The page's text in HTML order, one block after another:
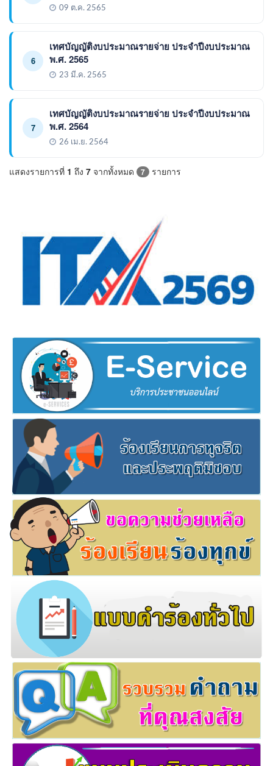
09 ต.ค. 2565
6
เทศบัญญัติงบประมาณรายจ่าย ประจำปีงบประมาณ
พ.ศ. 2565
23 มี.ค. 2565
7
เทศบัญญัติงบประมาณรายจ่าย ประจำปีงบประมาณ
พ.ศ. 2564
26 เม.ย. 2564
แสดงรายการที่ 1 ถึง 7 จากทั้งหมด 7 รายการ